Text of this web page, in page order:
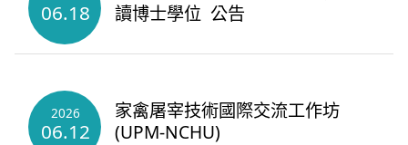
06.18
讀博士學位 公告
2026
06.12
家禽屠宰技術國際交流工作坊
(UPM-NCHU)